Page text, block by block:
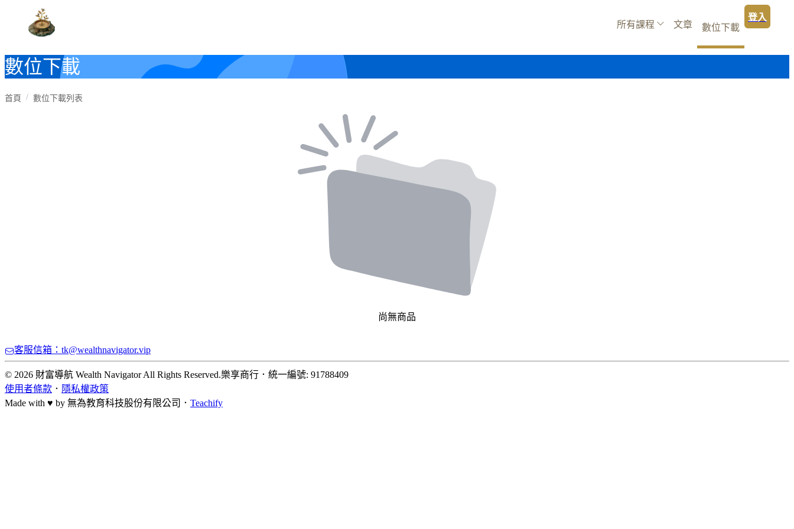
所有課程 文章 數位下載
登入
數位下載
首頁 數位下載列表
尚無商品
客服信箱：tk@wealthnavigator.vip
© 2026 財富導航 Wealth Navigator All Rights Reserved.樂享商行 ． 統一編號: 91788409
使用者條款 ． 隱私權政策
Made with ♥ by 無為教育科技股份有限公司． Teachify